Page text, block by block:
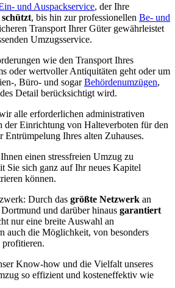
und Auspackservice, der Ihre
, bis hin zur professionellen Be- und
Transport Ihrer Güter gewährleistet
Umzugsservice.
wie den Transport Ihres
oder wertvoller Antiquitäten geht oder um
, Büro- und sogarBehördenumzügen,
Detail berücksichtigt wird.
alle erforderlichen administrativen
der Einrichtung von Halteverboten für den
Entrümpelung Ihres alten Zuhauses.
einen stressfreien Umzug zu
Sie sich ganz auf Ihr neues Kapitel
können.
Durch das größte Netzwerk an
und darüber hinaus garantiert
nur eine breite Auswahl an
auch die Möglichkeit, von besonders
profitieren.
Know-how und die Vielfalt unseres
so effizient und kosteneffektiv wie